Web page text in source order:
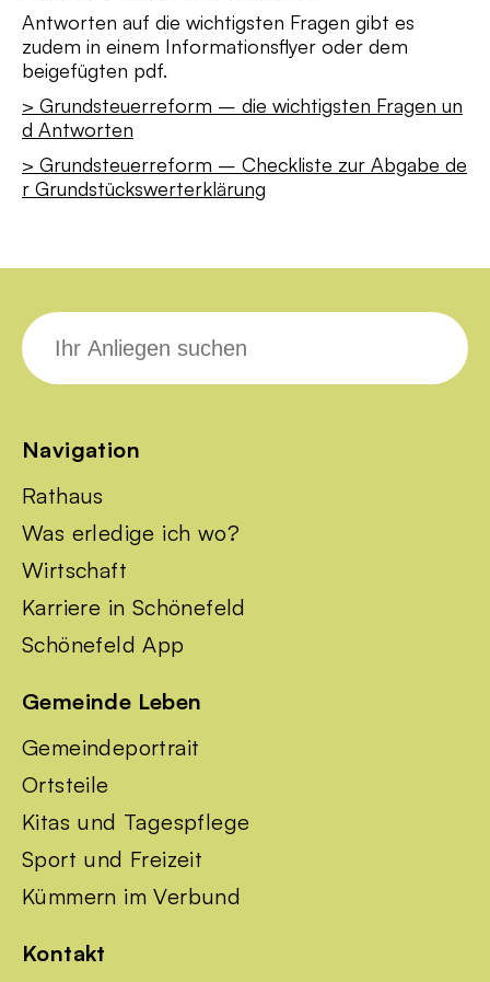
Antworten auf die wichtigsten Fragen gibt es
zudem in einem Informationsflyer oder dem
beigefügten pdf.
> Grundsteuerreform – die wichtigsten Fragen un
d Antworten
> Grundsteuerreform – Checkliste zur Abgabe de
r Grundstückswerterklärung
Navigation
Rathaus
Was erledige ich wo?
Wirtschaft
Karriere in Schönefeld
Schönefeld App
Gemeinde Leben
Gemeindeportrait
Ortsteile
Kitas und Tagespflege
Sport und Freizeit
Kümmern im Verbund
Kontakt
Suche
nach: